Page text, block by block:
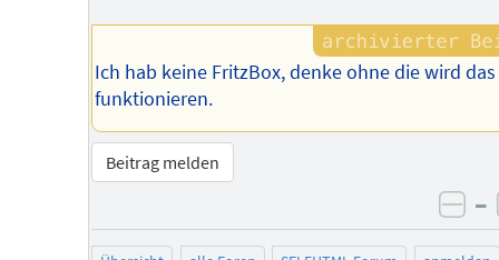
Ich hab keine FritzBox, denke ohne die wird
funktionieren.
Beitrag melden
–